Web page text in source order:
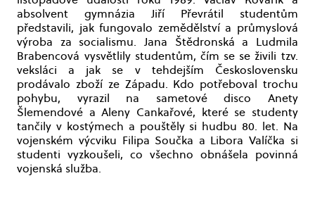
absolvent gymnázia Jiří Převrátil studentům
představili, jak fungovalo zemědělství a průmyslová
výroba za socialismu. Jana Štědronská a Ludmila
Brabencová vysvětlily studentům, čím se se živili tzv.
veksláci a jak se v tehdejším Československu
prodávalo zboží ze Západu. Kdo potřeboval trochu
pohybu, vyrazil na sametové disco Anety
Šlemendové a Aleny Cankařové, které se studenty
tančily v kostýmech a pouštěly si hudbu 80. let. Na
vojenském výcviku Filipa Součka a Libora Valíčka si
studenti vyzkoušeli, co všechno obnášela povinná
vojenská služba.